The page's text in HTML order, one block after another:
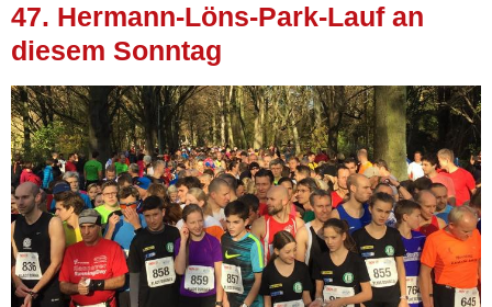
47. Hermann-Löns-Park-Lauf an
diesem Sonntag